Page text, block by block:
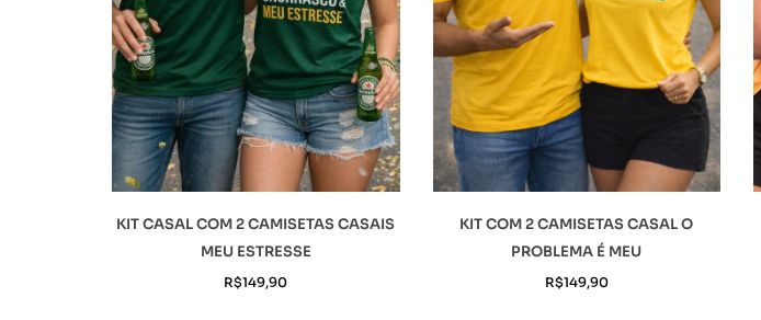
KIT CASAL COM 2 CAMISETAS CASAIS
MEU ESTRESSE
R$149,90
KIT COM 2 CAMISETAS CASAL O
PROBLEMA É MEU
R$149,90